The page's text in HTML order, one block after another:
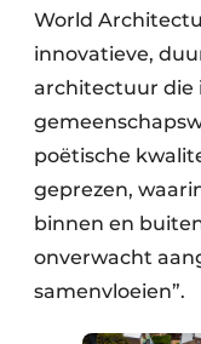
World
innovatieve,
architectuur die
poëtische
geprezen,
binnen en
onverwacht
samenvloeien”.